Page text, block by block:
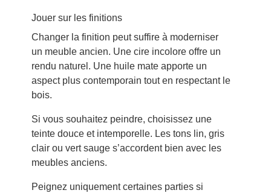
Jouer sur les finitions
Changer la finition peut suffire à moderniser
un meuble ancien. Une cire incolore offre un
rendu naturel. Une huile mate apporte un
aspect plus contemporain tout en respectant le
bois.
Si vous souhaitez peindre, choisissez une
teinte douce et intemporelle. Les tons lin, gris
clair ou vert sauge s’accordent bien avec les
meubles anciens.
Peignez uniquement certaines parties si